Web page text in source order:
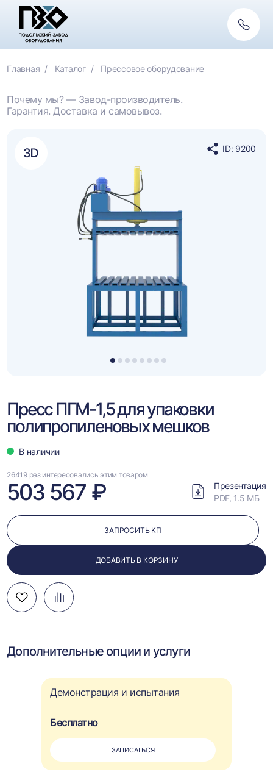
связь
Главная Каталог Прессовое оборудование
Почему мы? — Завод-производитель.
Гарантия. Доставка и самовывоз.
1 2 3 4 5 6 7 8
ID: 9200
Пресс ПГМ-1,5 для упаковки
полипропиленовых мешков
В наличии
26419 раз интересовались этим товаром
503 567 ₽
Презентация
PDF, 1.5 МБ
ЗАПРОСИТЬ КП
ДОБАВИТЬ В КОРЗИНУ
Добавить
в
Добавить
в
Перейти
к
Дополнительные опции и услуги
Демонстрация и испытания
Бесплатно
ЗАПИСАТЬСЯ